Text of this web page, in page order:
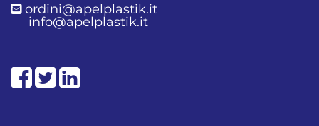
ordini@apelplastik.it
info@apelplastik.it
Facebook
TwitterLinkedIn